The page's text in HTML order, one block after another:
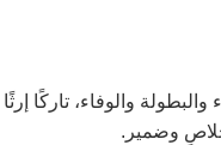
(نوفمبر) 2017م بعد حياةٍ حافلةٍ بالعطاء والبطولة والوفاء، تاركًا إرثًا
وضمير.